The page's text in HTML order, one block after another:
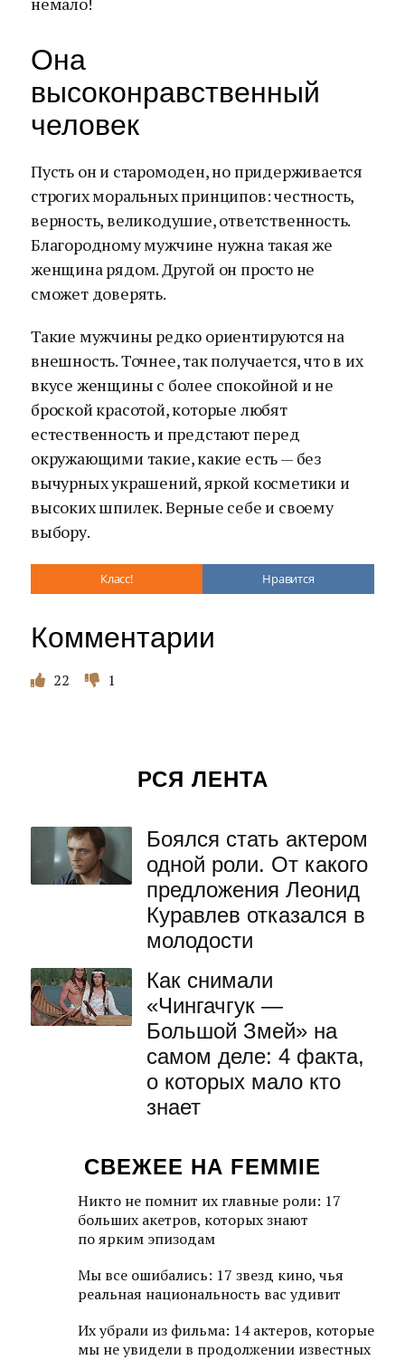
Она
высоконравственный
человек
Пусть он и старомоден, но придерживается
строгих моральных принципов: честность,
верность, великодушие, ответственность.
Благородному мужчине нужна такая же
женщина рядом. Другой он просто не
сможет доверять.
Такие мужчины редко ориентируются на
внешность. Точнее, так получается, что в их
вкусе женщины с более спокойной и не
броской красотой, которые любят
естественность и предстают перед
окружающими такие, какие есть — без
вычурных украшений, яркой косметики и
высоких шпилек. Верные себе и своему
выбору.
Класс! Нравится
Комментарии
22 1
РСЯ ЛЕНТА
Боялся стать актером
одной роли. От какого
предложения Леонид
Куравлев отказался в
молодости
Как снимали
«Чингачгук —
Большой Змей» на
самом деле: 4 факта,
о которых мало кто
знает
СВЕЖЕЕ НА FEMMIE
Никто не помнит их главные роли: 17
больших акетров, которых знают
по ярким эпизодам
Мы все ошибались: 17 звезд кино, чья
реальная национальность вас удивит
Их убрали из фильма: 14 актеров, которые
мы не увидели в продолжении известных